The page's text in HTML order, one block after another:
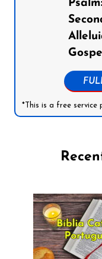
Psalm:
*This is a free service